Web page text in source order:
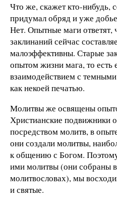
Что же, скажет кто-нибудь,
придумал обряд и уже
Нет. Опытные маги ответят,
заклинаний сейчас
малоэффективны. Старые
опытом жизни мага, то
взаимодействием с
как некоей печатью.
Молитвы же освящены
Христианские подвижники
посредством молитв, в
они создали молитвы,
к общению с Богом.
ими молитвы (они собраны
молитвословах), мы
и святые.